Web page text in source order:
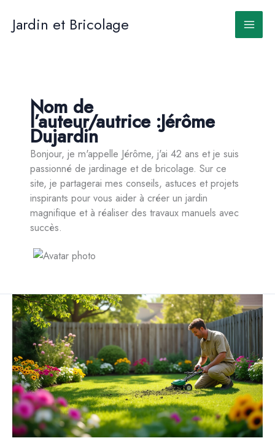
contenu
Jardin et Bricolage
Nom de
l’auteur/autrice :Jérôme
Dujardin
Bonjour, je m'appelle Jérôme, j'ai 42 ans et je suis
passionné de jardinage et de bricolage. Sur ce
site, je partagerai mes conseils, astuces et projets
inspirants pour vous aider à créer un jardin
magnifique et à réaliser des travaux manuels avec
succès.